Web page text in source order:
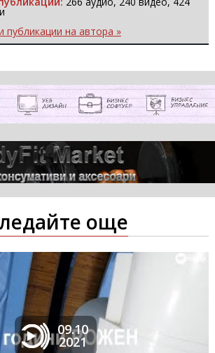
публикации на автора »
още
09.10
2021